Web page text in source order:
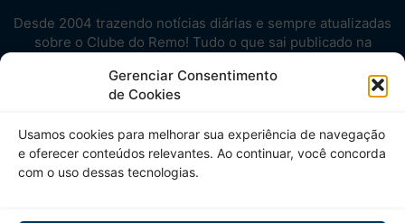
Gerenciar Consentimento
de Cookies
Usamos cookies para melhorar sua experiência de navegação
e oferecer conteúdos relevantes. Ao continuar, você concorda
com o uso dessas tecnologias.
Desde 2004 trazendo notícias diárias e sempre atualizadas
sobre o Clube do Remo! Tudo o que sai publicado na
Aproveite! Site não-oficial.
SIGA-NOS